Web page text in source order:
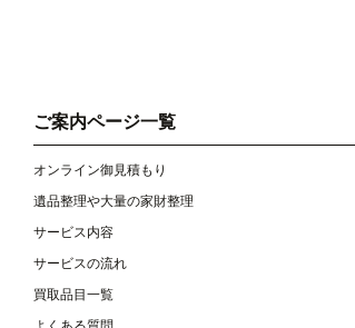
ご案内ページ一覧
オンライン御見積もり
遺品整理や大量の家財整理
サービス内容
サービスの流れ
買取品目一覧